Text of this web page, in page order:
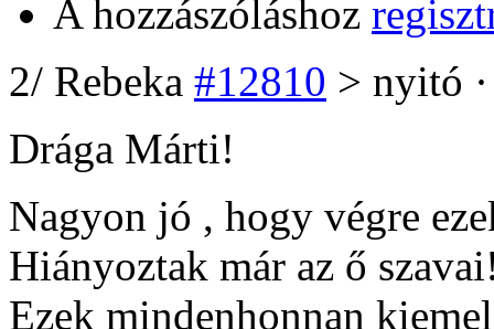
A hozzászóláshoz
2/ Rebeka #12810 > nyitó
Drága Márti!
Nagyon jó , hogy végre
Hiányoztak már az ő
Ezek mindenhonnan